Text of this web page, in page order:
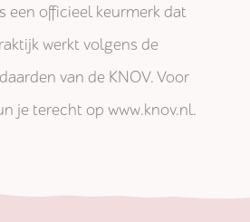
een officieel keurmerk dat
werkt volgens de
van de KNOV. Voor
je terecht op www.knov.nl.